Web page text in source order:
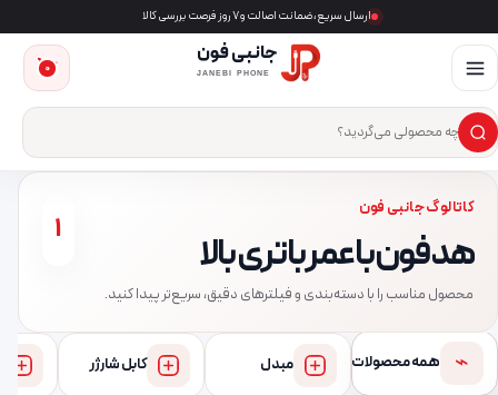
ارسال سریع، ضمانت اصالت و ۷ روز فرصت بررسی کالا
جانبی فون
JANEBI PHONE
جست‌وجوی محصول
×
0
کاتالوگ جانبی فون
هدفون با عمر باتری بالا
محصول مناسب را با دسته‌بندی و فیلترهای دقیق، سریع‌تر پیدا کنید.
1
⌁ همه محصولات مبدل کابل شارژر